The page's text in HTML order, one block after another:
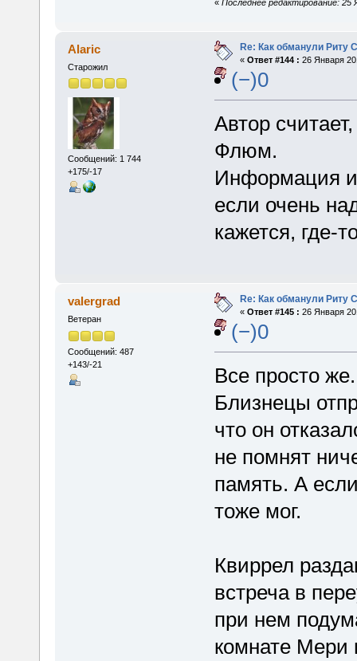
« Последнее редактирование: 25
Alaric
Старожил
Сообщений: 1 744
+175/-17
Re: Как обманули Риту
« Ответ #144 : 26 Января
(−)0
Автор
Флюм.
Информация
если очень
кажется, где-
valergrad
Ветеран
Сообщений: 487
+143/-21
Re: Как обманули Риту
« Ответ #145 : 26 Января
(−)0
Все просто же.
Близнецы
что он
не помнят
память. А
тоже мог.
Квиррел
встреча в
при нем
комнате Мери